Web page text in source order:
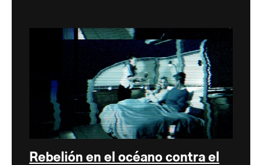
Rebelión en el océano contra el